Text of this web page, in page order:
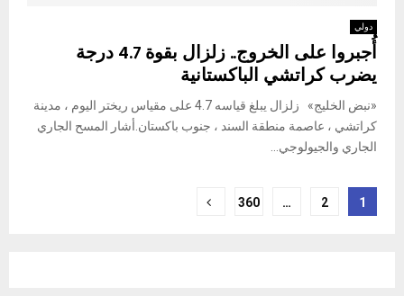
دولي
أُجبروا على الخروج.. زلزال بقوة 4.7 درجة
يضرب كراتشي الباكستانية
«نبض الخليج» زلزال يبلغ قياسه 4.7 على مقياس ريختر اليوم ، مدينة
كراتشي ، عاصمة منطقة السند ، جنوب باكستان.أشار المسح الجاري
الجاري والجيولوجي...
Posts
1
2
…
360